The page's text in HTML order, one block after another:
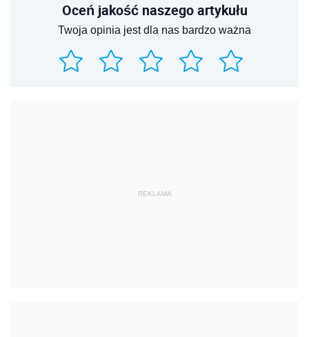
Oceń jakość naszego artykułu
Twoja opinia jest dla nas bardzo ważna
REKLAMA